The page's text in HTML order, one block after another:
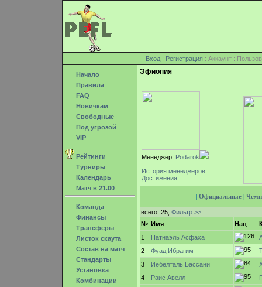
Вход: Регистрация : Аккаунт :
Начало
Правила
FAQ
Новичкам
Свободные
Под угрозой
VIP
Рейтинги
Турниры
Календарь
Матч в 21.00
Команда
Финансы
Трансферы
Листок скаута
Состав на матч
Стандарты
Установка
Комбинации
Эфиопия
Менеджер: Podarok
История менеджеров
Достижения
Официальные
всего: 25, Фильтр >>
№ Имя Нац
1
Натнаэль Асфаха
2
Фуад Ибрагим
3
Иебелталь Бассани
4
Раис Авелл